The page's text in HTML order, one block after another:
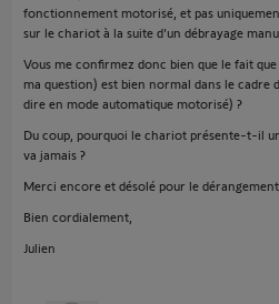
fonctionnement motorisé, et pas
sur le chariot à la suite d'un débrayage
Vous me confirmez donc bien que le fait
ma question) est bien normal dans le
dire en mode automatique motorisé) ?
Du coup, pourquoi le chariot présente-t-il
va jamais ?
Merci encore et désolé pour le dérangement.
Bien cordialement,
Julien